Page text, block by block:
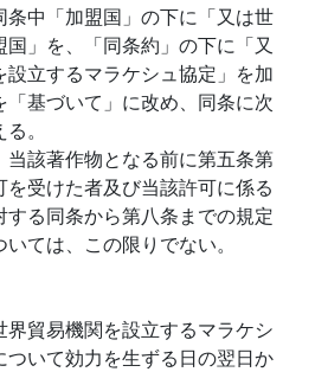
条中「加盟国」の下に「又は世
」を、「同条約」の下に「又
設立するマラケシュ協定」を加
「基づいて」に改め、同条に次
。
当該著作物となる前に第五条第
を受けた者及び当該許可に係る
する同条から第八条までの規定
ては、この限りでない。
界貿易機関を設立するマラケシ
ついて効力を生ずる日の翌日か